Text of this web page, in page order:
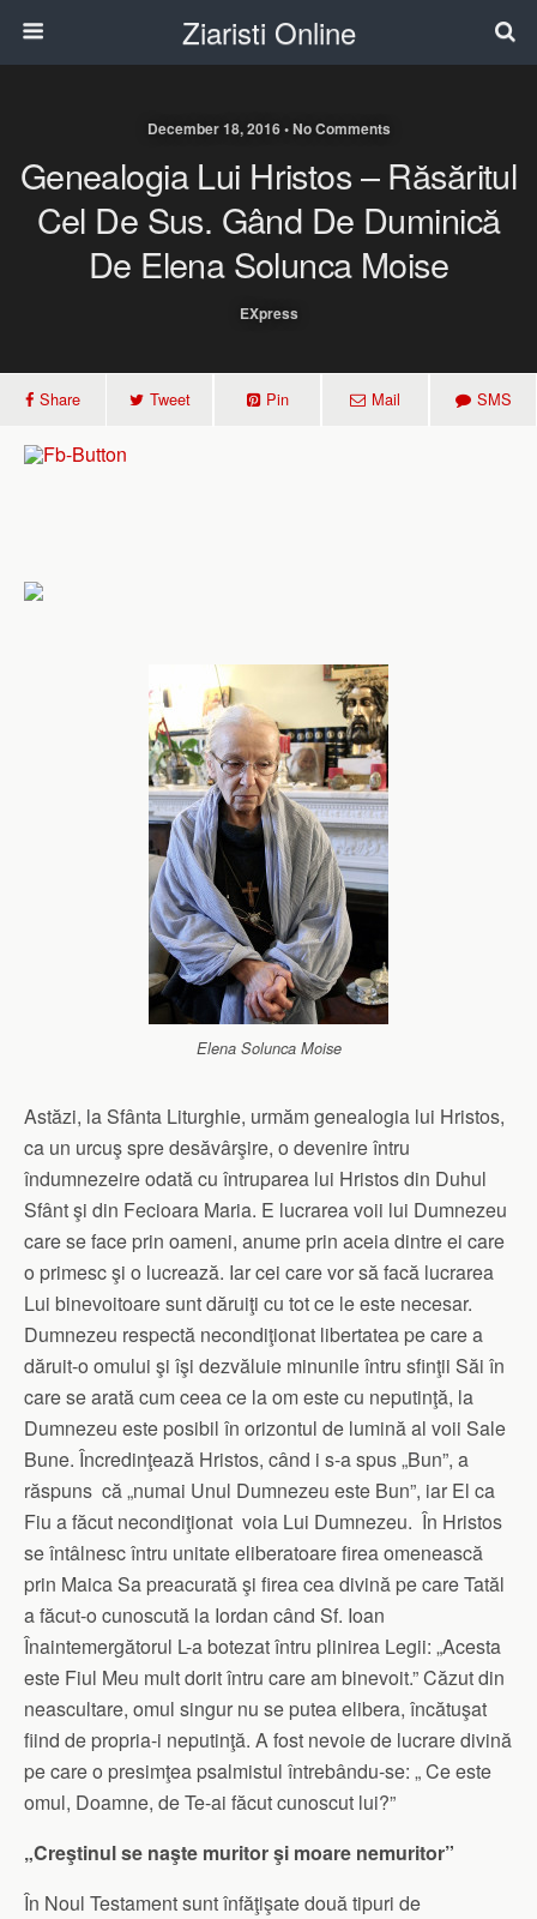
Ziaristi Online
December 18, 2016 • No Comments
Genealogia Lui Hristos – Răsăritul
Cel De Sus. Gând De Duminică
De Elena Solunca Moise
EXpress
Share Tweet Pin Mail SMS
Elena Solunca Moise
Astăzi, la Sfânta Liturghie, urmăm genealogia lui Hristos,
ca un urcuş spre desăvârşire, o devenire întru
îndumnezeire odată cu întruparea lui Hristos din Duhul
Sfânt şi din Fecioara Maria. E lucrarea voii lui Dumnezeu
care se face prin oameni, anume prin aceia dintre ei care
o primesc şi o lucrează. Iar cei care vor să facă lucrarea
Lui binevoitoare sunt dăruiţi cu tot ce le este necesar.
Dumnezeu respectă necondiţionat libertatea pe care a
dăruit-o omului şi îşi dezvăluie minunile întru sfinţii Săi în
care se arată cum ceea ce la om este cu neputinţă, la
Dumnezeu este posibil în orizontul de lumină al voii Sale
Bune. Încredinţează Hristos, când i s-a spus „Bun”, a
răspuns că „numai Unul Dumnezeu este Bun”, iar El ca
Fiu a făcut necondiţionat voia Lui Dumnezeu. În Hristos
se întâlnesc întru unitate eliberatoare firea omenească
prin Maica Sa preacurată şi firea cea divină pe care Tatăl
a făcut-o cunoscută la Iordan când Sf. Ioan
Înaintemergătorul L-a botezat întru plinirea Legii: „Acesta
este Fiul Meu mult dorit întru care am binevoit.” Căzut din
neascultare, omul singur nu se putea elibera, încătuşat
fiind de propria-i neputinţă. A fost nevoie de lucrare divină
pe care o presimţea psalmistul întrebându-se: „ Ce este
omul, Doamne, de Te-ai făcut cunoscut lui?”
„Creştinul se naşte muritor şi moare nemuritor”
În Noul Testament sunt înfăţişate două tipuri de